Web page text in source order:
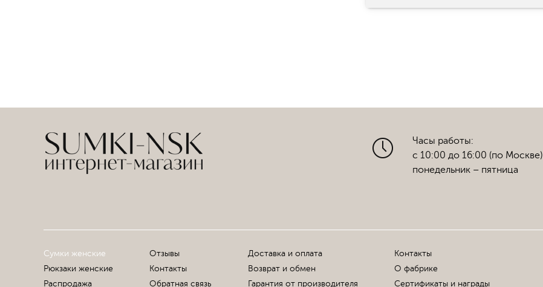
Часы работы:
с 10:00 до 16:00 (по Москве)
понедельник – пятница
Сумки женские
Рюкзаки женские
Распродажа
Отзывы
Контакты
Обратная связь
Доставка и оплата
Возврат и обмен
Гарантия от производителя
Контакты
О фабрике
Сертификаты и награды